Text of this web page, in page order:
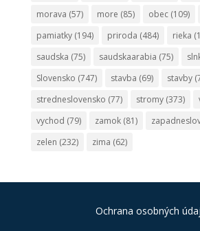
morava (57) more (85) obec(109)
pamiatky(194) priroda (484) rieka
saudska (75) saudskaarabia (75)
Slovensko (747) stavba (69) stavby
stredneslovensko (77) stromy(373)
vychod (79) zamok(81)
zelen (232) zima (62)
Ochrana osobných